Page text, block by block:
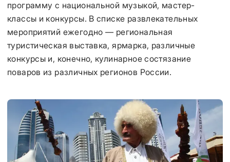
программу с национальной музыкой, мастер-
классы и конкурсы. В списке развлекательных
мероприятий ежегодно — региональная
туристическая выставка, ярмарка, различные
конкурсы и, конечно, кулинарное состязание
поваров из различных регионов России.